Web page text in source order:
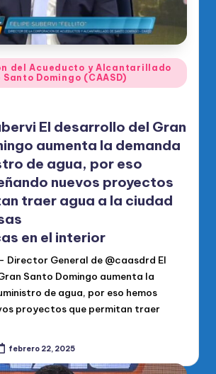
del Acueducto y Alcantarillado
Santo Domingo (CAASD)
El desarrollo del Gran
aumenta la demanda
de agua, por eso
nuevos proyectos
traer agua a la ciudad
en el interior
Director General de @caasdrd El
Santo Domingo aumenta la
de agua, por eso hemos
proyectos que permitan traer
febrero 22, 2025